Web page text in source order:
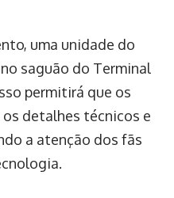
uma unidade do
saguão do Terminal
permitirá que os
detalhes técnicos e
a atenção dos fãs